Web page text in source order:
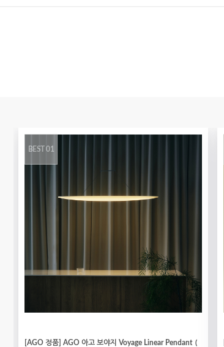
BEST 01
[AGO 정품] AGO 아고 보야지 Voyage Linear Pendant (